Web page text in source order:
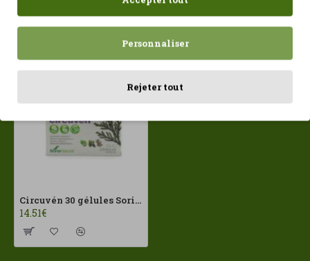
Récemment consulté
Circuvén 30 gélules Soria Natural
14.51€
Personnaliser
Rejeter tout